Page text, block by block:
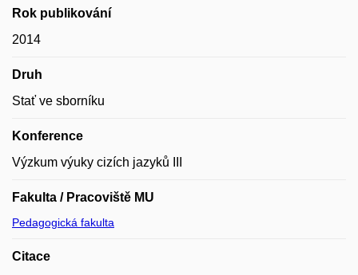
Rok publikování
2014
Druh
Stať ve sborníku
Konference
Výzkum výuky cizích jazyků III
Fakulta / Pracoviště MU
Pedagogická fakulta
Citace